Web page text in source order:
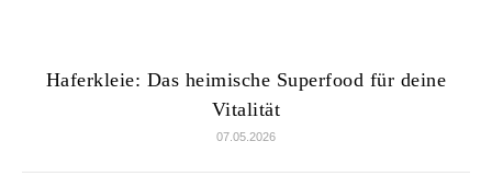
Haferkleie: Das heimische Superfood für deine
Vitalität
07.05.2026